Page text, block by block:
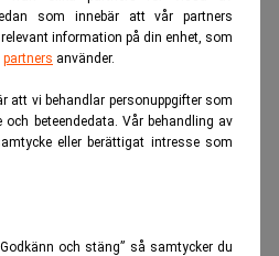
som innebär att vår partners
information på din enhet, som
partners använder.
att vi behandlar personuppgifter som
och beteendedata. Vår behandling av
eller berättigat intresse som
och stäng” så samtycker du
unga vuxna i
kraftigt mellan Europas
för personer
är 24 600 euro, eller